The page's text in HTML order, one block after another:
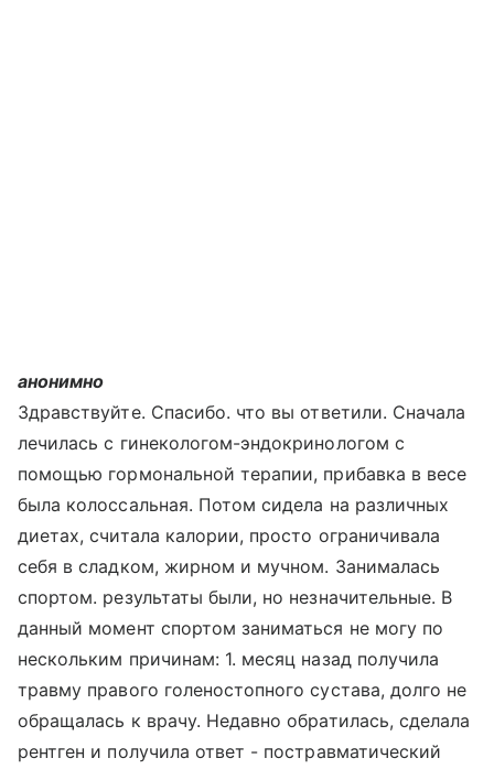
анонимно
Здравствуйте. Спасибо. что вы ответили. Сначала
лечилась с гинекологом-эндокринологом с
помощью гормональной терапии, прибавка в весе
была колоссальная. Потом сидела на различных
диетах, считала калории, просто ограничивала
себя в сладком, жирном и мучном. Занималась
спортом. результаты были, но незначительные. В
данный момент спортом заниматься не могу по
нескольким причинам: 1. месяц назад получила
травму правого голеностопного сустава, долго не
обращалась к врачу. Недавно обратилась, сделала
рентген и получила ответ - постравматический